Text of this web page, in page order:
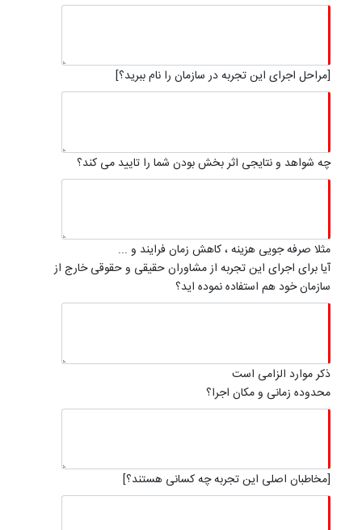
[مراحل اجرای این تجربه در سازمان را نام ببرید؟]
چه شواهد و نتایجی اثر بخش بودن شما را تایید می کند؟
مثلا صرفه جویی هزینه ، کاهش زمان فرایند و ...
آیا برای اجرای این تجربه از مشاوران حقیقی و حقوقی خارج از
سازمان خود هم استفاده نموده اید؟
ذکر موارد الزامی است
محدوده زمانی و مکان اجرا؟
[مخاطبان اصلی این تجربه چه کسانی هستند؟]